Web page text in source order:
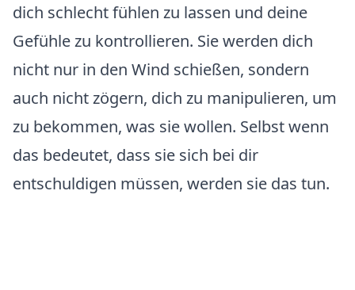
dich schlecht fühlen zu lassen und deine
Gefühle zu kontrollieren. Sie werden dich
nicht nur in den Wind schießen, sondern
auch nicht zögern, dich zu manipulieren, um
zu bekommen, was sie wollen. Selbst wenn
das bedeutet, dass sie sich bei dir
entschuldigen müssen, werden sie das tun.